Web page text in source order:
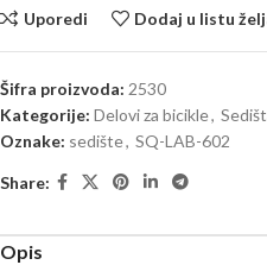
Uporedi Dodaj u listu
Šifra proizvoda: 2530
Kategorije: Delovi za bicikle,
Oznake: sedište, SQ-LAB-602
Share:
Opis